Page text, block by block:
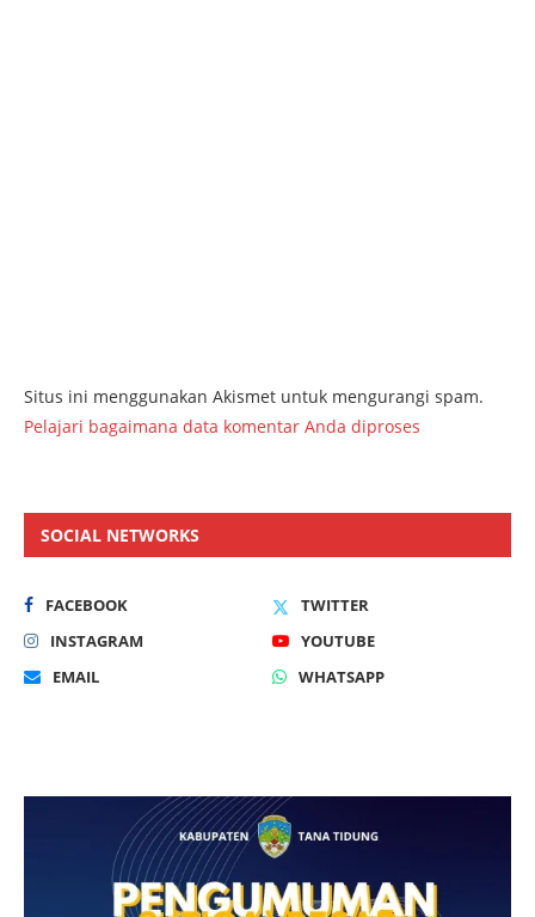
Situs ini menggunakan Akismet untuk mengurangi spam.
Pelajari bagaimana data komentar Anda diproses
SOCIAL NETWORKS
FACEBOOK
TWITTER
INSTAGRAM
YOUTUBE
EMAIL
WHATSAPP